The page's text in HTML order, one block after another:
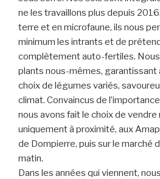
ne les travaillons plus depuis
terre et en microfaune, ils nous
minimum les intrants et de
complètement auto-fertiles.
plants nous-mêmes, garantissant
choix de légumes variés,
climat. Convaincus de
nous avons fait le choix de
uniquement à proximité, aux
de Dompierre, puis sur le marché
matin.
Dans les années qui viennent,